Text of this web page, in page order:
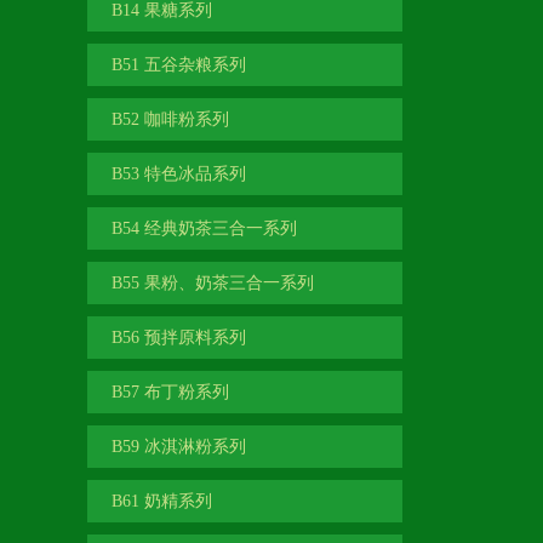
B14 果糖系列
B51 五谷杂粮系列
B52 咖啡粉系列
B53 特色冰品系列
B54 经典奶茶三合一系列
B55 果粉、奶茶三合一系列
B56 预拌原料系列
B57 布丁粉系列
B59 冰淇淋粉系列
B61 奶精系列